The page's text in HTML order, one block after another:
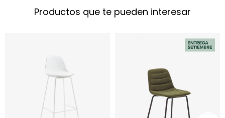
Productos que te pueden interesar